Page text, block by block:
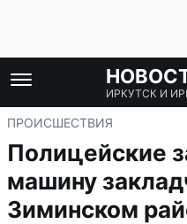
ИРКУТСК И
ПРОИСШЕСТВИЯ
Полицейские
машину
Зиминском